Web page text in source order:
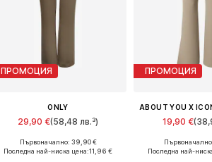
ПРОМОЦИЯ
ONLY
29,90 €(58,48 лв.³)
Предлага се в много размери
Първоначално: 39,90 €
Последна най-ниска цена:11,96 €
ПРОМОЦИЯ
19,90 €
Последна най-